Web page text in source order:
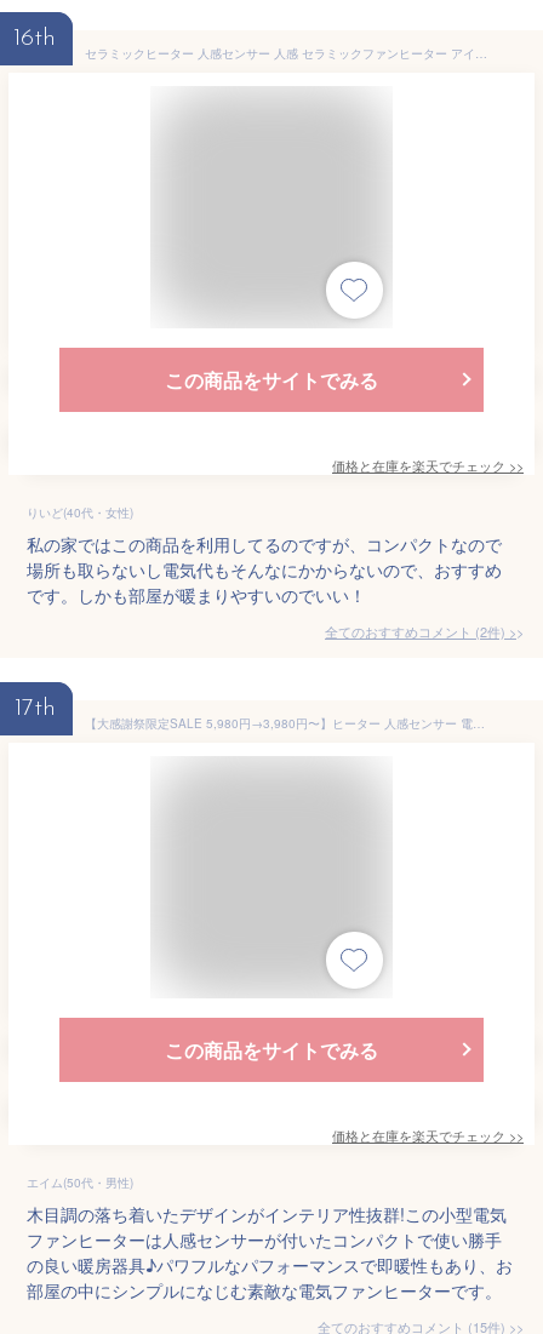
16th
セラミックヒーター 人感センサー 人感 セラミックファンヒーター アイリスオーヤマ 1200W マイコン式 ヒーター 足元 オフィス ファンヒーター 電気ファンヒーター 省エネ マイコン 静音 人感センサー付き PDH-1200TD1 [BFwin]
この商品をサイトでみる
価格と在庫を楽天でチェック >>
りいど(40代・女性)
私の家ではこの商品を利用してるのですが、コンパクトなので
場所も取らないし電気代もそんなにかからないので、おすすめ
です。しかも部屋が暖まりやすいのでいい！
全てのおすすめコメント (2件) >
17th
【大感謝祭限定SALE 5,980円→3,980円〜】ヒーター 人感センサー 電気ストーブ 足元 オフィス 省エネ おしゃれ 即暖 セラミックヒーター ファンヒーター セラミックファンヒーター パネルヒーター コンパクト 薄型 小型 電気ヒーター コンパクト 暖房 トイレ 脱衣所 送料無料
この商品をサイトでみる
価格と在庫を楽天でチェック >>
エイム(50代・男性)
木目調の落ち着いたデザインがインテリア性抜群!この小型電気
ファンヒーターは人感センサーが付いたコンパクトで使い勝手
の良い暖房器具♪パワフルなパフォーマンスで即暖性もあり、お
部屋の中にシンプルになじむ素敵な電気ファンヒーターです。
全てのおすすめコメント (15件) >